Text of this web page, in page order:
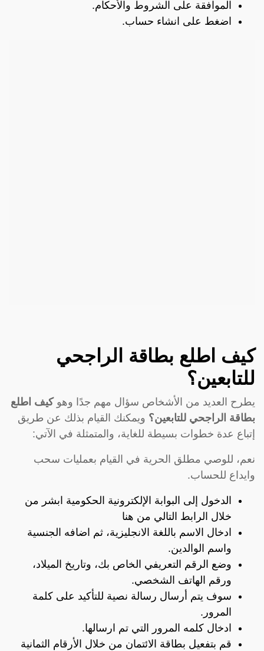
الموافقة على الشروط والأحكام.
اضغط على انشاء حساب.
كيف اطلع بطاقة الراجحي
للتابعين؟
يطرح العديد من الأشخاص سؤال مهم جدًا وهوكيف اطلع
بطاقة الراجحي للتابعين؟ ويمكنك القيام بذلك عن طريق
إتباع عدة خطوات بسيطة للغاية، والمتمثلة في الآتي:
نعم، للوصي مطلق الحرية في القيام بعمليات سحب
وايداع للحساب.
الدخول إلى البوابة الإلكترونية الحكومية ابشر من
خلال الرابط التالي من هنا
ادخال الاسم باللغة الانجليزية، ثم اضافه الجنسية
واسم الوالدين.
وضع الرقم التعريفي الخاص بك، وتاريخ الميلاد،
ورقم الهاتف الشخصي.
سوف يتم أرسال رسالة نصية للتأكيد على كلمة
المرور.
ادخال كلمه المرور التي تم ارسالها.
قم بتفعيل بطاقة الائتمان من خلال الأرقام الثمانية